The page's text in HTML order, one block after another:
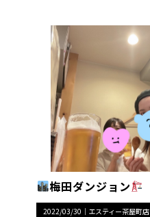
梅田ダンジョン
2022/03/30｜ エスティー茶屋町店